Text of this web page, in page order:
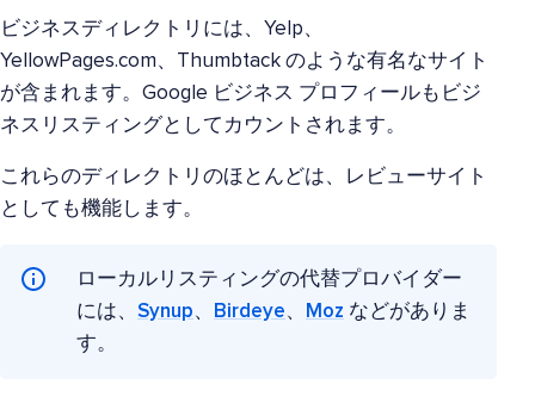
ビジネスディレクトリには、Yelp、
YellowPages.com、Thumbtack のような有名なサイト
が含まれます。Google ビジネス プロフィールもビジ
ネスリスティングとしてカウントされます。
これらのディレクトリのほとんどは、レビューサイト
としても機能します。
ローカルリスティングの代替プロバイダー
には、 Synup、 Birdeye、 Moz などがありま
す。